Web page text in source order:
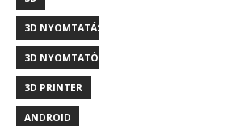
3D NYOMTATÁS
3D NYOMTATÓ
3D PRINTER
ANDROID